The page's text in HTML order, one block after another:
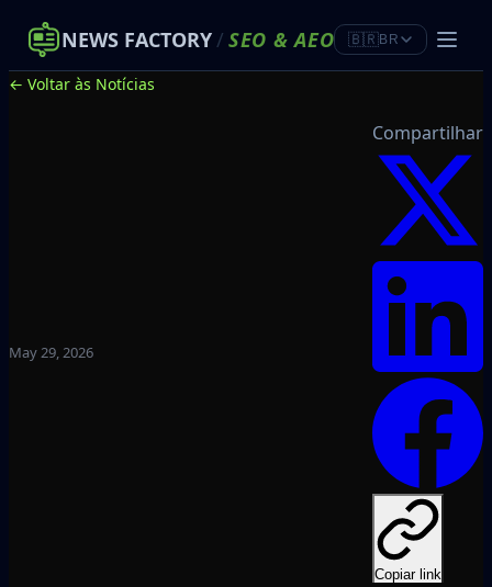
NEWS FACTORY/ SEO &AEO 🇧🇷BR
← Voltar às Notícias
May 29, 2026
Compartilhar
Copiar link